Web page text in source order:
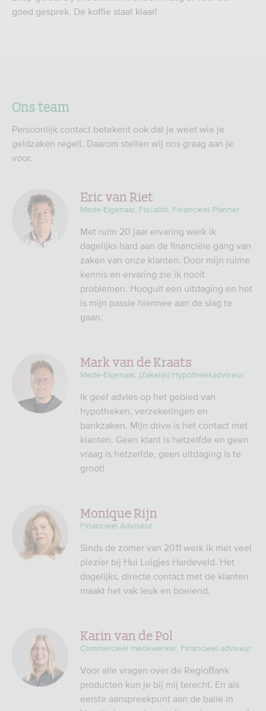
goed gesprek. De koffie staat klaar!
Ons team
Persoonlijk contact betekent ook dat je weet wie je
geldzaken regelt. Daarom stellen wij ons graag aan je
voor.
Eric van Riet
Mede-Eigenaar, Fiscalist, Financieel Planner
Met ruim 20 jaar ervaring werk ik
dagelijks hard aan de financiële gang van
zaken van onze klanten. Door mijn ruime
kennis en ervaring zie ik nooit
problemen. Hooguit een uitdaging en het
is mijn passie hiermee aan de slag te
gaan.
Mark van de Kraats
Mede-Eigenaar, (Zakelijk) Hypotheekadviseur
Ik geef advies op het gebied van
hypotheken, verzekeringen en
bankzaken. Mijn drive is het contact met
klanten. Geen klant is hetzelfde en geen
vraag is hetzelfde, geen uitdaging is te
groot!
Monique Rijn
Financieel Adviseur
Sinds de zomer van 2011 werk ik met veel
plezier bij Hul Luigjes Hardeveld. Het
dagelijks, directe contact met de klanten
maakt het vak leuk en boeiend.
Karin van de Pol
Commercieel medewerker, Financieel adviseur
Voor alle vragen over de RegioBank
producten kun je bij mij terecht. En als
eerste aanspreekpunt aan de balie in